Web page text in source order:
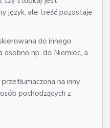
język, ale treść pozostaje
do innego
np. do Niemiec, a
na inny
pochodzących z